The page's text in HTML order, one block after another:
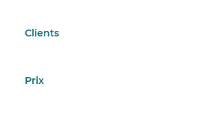
Clients
Prix